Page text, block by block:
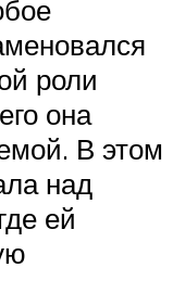
роли
она
В этом
над
ей